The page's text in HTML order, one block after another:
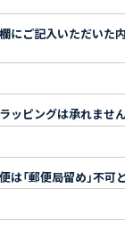
にご記入いただいた
ッピングは承れませ
「郵便局留め」不可